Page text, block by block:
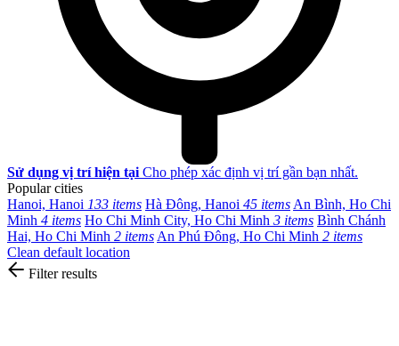
Sử dụng vị trí hiện tại Cho phép xác định vị trí gần bạn nhất.
Popular cities
Hanoi, Hanoi 133 items Hà Đông, Hanoi 45 items An Bình, Ho Chi
Minh 4 items Ho Chi Minh City, Ho Chi Minh 3 items Bình Chánh
Hai, Ho Chi Minh 2 items An Phú Đông, Ho Chi Minh 2 items
Clean default location
Filter results